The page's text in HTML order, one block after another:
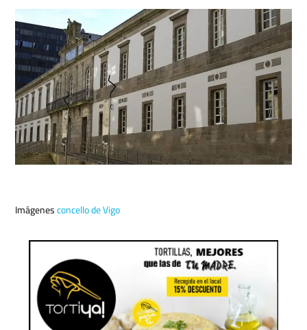
Imágenesconcello de Vigo